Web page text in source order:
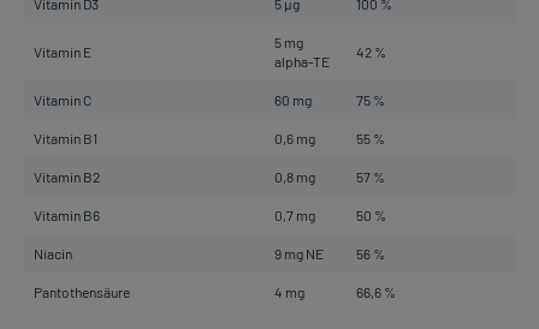
Vitamin D3 5 µg 100 %
Vitamin E
5 mg
alpha-TE
42 %
Vitamin C 60 mg 75 %
Vitamin B1 0,6 mg 55 %
Vitamin B2 0,8 mg 57 %
Vitamin B6 0,7 mg 50 %
Niacin 9 mg NE 56 %
Pantothensäure 4 mg 66,6 %